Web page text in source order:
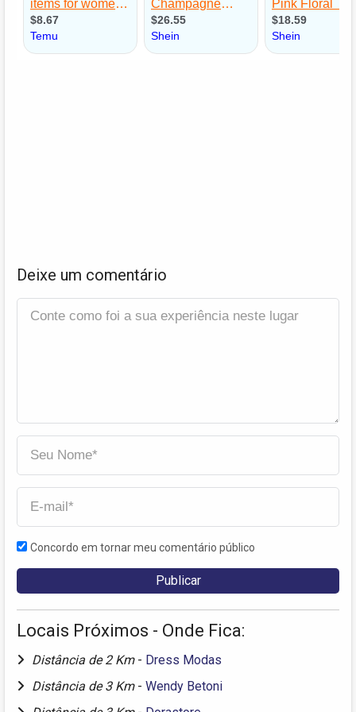
Deixe um comentário
Concordo em tornar meu comentário público
Locais Próximos - Onde Fica:
Distância de 2 Km - Dress Modas
Distância de 3 Km - Wendy Betoni